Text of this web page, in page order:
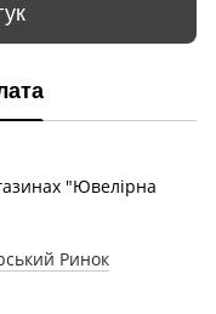
"Ювелірна
Ринок